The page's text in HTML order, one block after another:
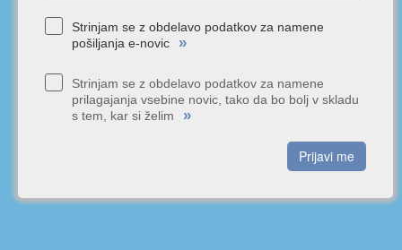
Strinjam se z obdelavo podatkov za namene
pošiljanja e-novic
»
Strinjam se z obdelavo podatkov za namene
prilagajanja vsebine novic, tako da bo bolj v skladu
s tem, kar si želim
»
Prijavi me